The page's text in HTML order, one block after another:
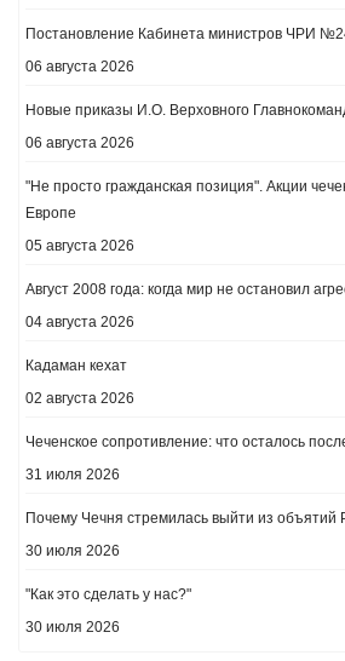
Постановление Кабинета министров ЧРИ
06 августа 2026
Новые приказы И.О. Верховного
06 августа 2026
"Не просто гражданская позиция". Акции
Европе
05 августа 2026
Август 2008 года: когда мир не остановил
04 августа 2026
Кадаман кехат
02 августа 2026
Чеченское сопротивление: что осталось
31 июля 2026
Почему Чечня стремилась выйти из объятий
30 июля 2026
"Как это сделать у нас?"
30 июля 2026